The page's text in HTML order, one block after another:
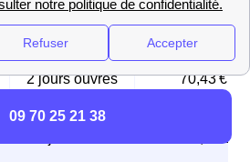
2 jours ouvrés 70,43 €
168,96 €
09 70 25 21 38